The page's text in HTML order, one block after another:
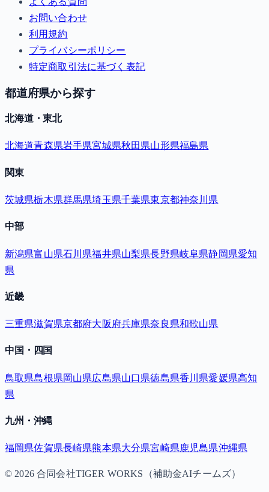
お問い合わせ
利用規約
プライバシーポリシー
特定商取引法に基づく表記
都道府県から探す
北海道・東北
北海道青森県岩手県宮城県秋田県山形県福島県
関東
茨城県栃木県群馬県埼玉県千葉県東京都神奈川県
中部
新潟県富山県石川県福井県山梨県長野県岐阜県静岡県愛知
県
近畿
三重県滋賀県京都府大阪府兵庫県奈良県和歌山県
中国・四国
鳥取県島根県岡山県広島県山口県徳島県香川県愛媛県高知
県
九州・沖縄
福岡県佐賀県長崎県熊本県大分県宮崎県鹿児島県沖縄県
© 2026合同会社TIGER WORKS（補助金AIチームズ）